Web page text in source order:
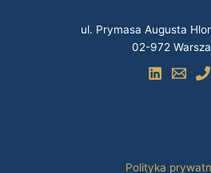
ul. Prymasa Augusta
02-972
Polityka